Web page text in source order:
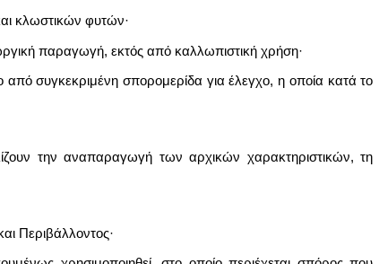
κλωστικών φυτών·
παραγωγή, εκτός από καλλωπιστική χρήση·
συγκεκριμένη σπορομερίδα για έλεγχο, η οποία κατά το
την αναπαραγωγή των αρχικών χαρακτηριστικών, τη
Περιβάλλοντος·